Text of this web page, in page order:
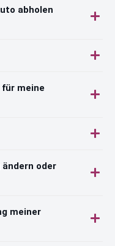
abholen
meine
ändern oder
meiner